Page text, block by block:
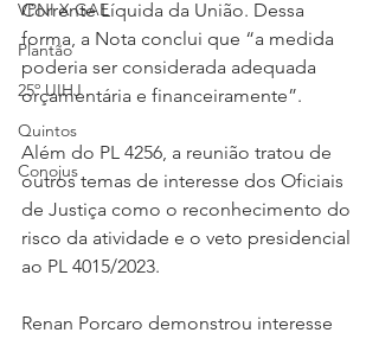
VPNI X GAE
Plantão
25º UIHJ
Quintos
Conojus
Corrente Líquida da União. Dessa
forma, a Nota conclui que “a medida
poderia ser considerada adequada
orçamentária e financeiramente”.
Além do PL 4256, a reunião tratou de
outros temas de interesse dos Oficiais
de Justiça como o reconhecimento do
risco da atividade e o veto presidencial
ao PL 4015/2023.
Renan Porcaro demonstrou interesse